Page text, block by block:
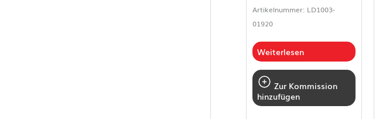
Artikelnummer: LD1003-
01920
Weiterlesen
Zur Kommission
hinzufügen